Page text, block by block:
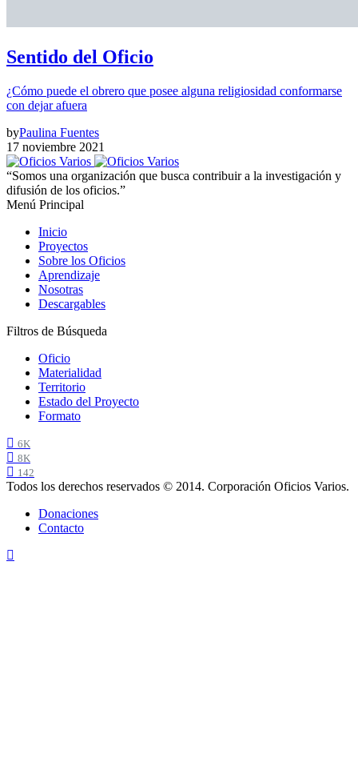
Sentido del Oficio
¿Cómo puede el obrero que posee alguna religiosidad conformarse
con dejar afuera
byPaulina Fuentes
17 noviembre 2021
“Somos una organización que busca contribuir a la investigación y
difusión de los oficios.”
Menú Principal
Inicio
Proyectos
Sobre los Oficios
Aprendizaje
Nosotras
Descargables
Filtros de Búsqueda
Oficio
Materialidad
Territorio
Estado del Proyecto
Formato
6K
8K
142
Todos los derechos reservados © 2014. Corporación Oficios Varios.
Donaciones
Contacto